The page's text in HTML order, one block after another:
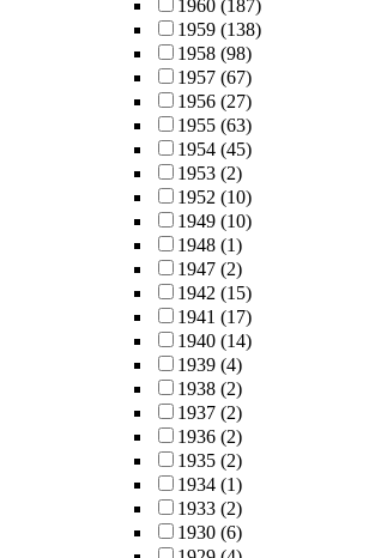
1960 (187)
1959 (138)
1958 (98)
1957 (67)
1956 (27)
1955 (63)
1954 (45)
1953 (2)
1952 (10)
1949 (10)
1948 (1)
1947 (2)
1942 (15)
1941 (17)
1940 (14)
1939 (4)
1938 (2)
1937 (2)
1936 (2)
1935 (2)
1934 (1)
1933 (2)
1930 (6)